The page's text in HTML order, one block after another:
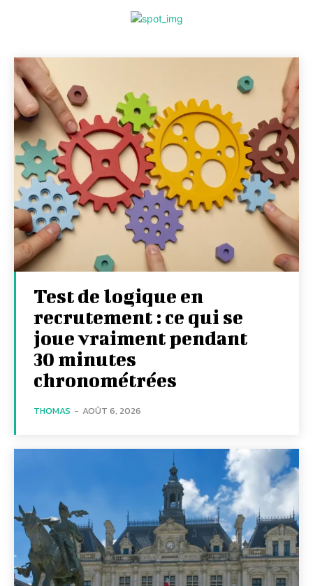
Test de logique en
recrutement : ce qui se
joue vraiment pendant
30 minutes
chronométrées
THOMAS - AOÛT 6, 2026